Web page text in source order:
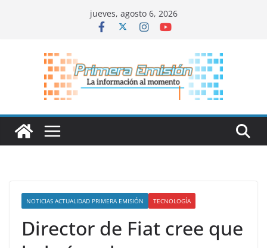
jueves, agosto 6, 2026
NOTICIAS ACTUALIDAD PRIMERA EMISIÓN TECNOLOGÍA
Director de Fiat cree que